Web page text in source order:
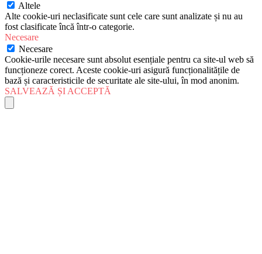
Altele
Alte cookie-uri neclasificate sunt cele care sunt analizate și nu au
fost clasificate încă într-o categorie.
Necesare
Necesare
Cookie-urile necesare sunt absolut esențiale pentru ca site-ul web să
funcționeze corect. Aceste cookie-uri asigură funcționalitățile de
bază și caracteristicile de securitate ale site-ului, în mod anonim.
SALVEAZĂ ȘI ACCEPTĂ